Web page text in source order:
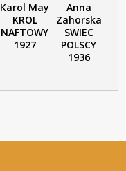
Karol May
KROL
NAFTOWY
1927
Anna
Zahorska
SWIEC
POLSCY
1936